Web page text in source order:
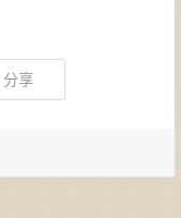
分享